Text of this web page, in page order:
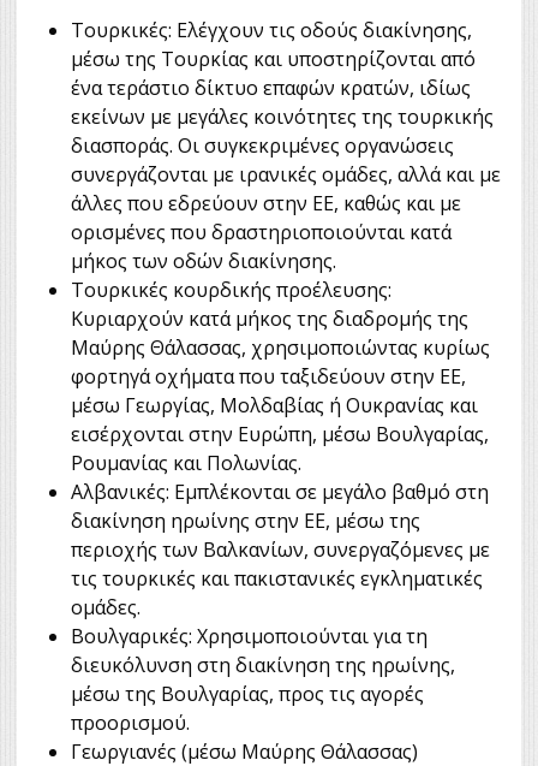
Τουρκικές: Ελέγχουν τις οδούς διακίνησης,
μέσω της Τουρκίας και υποστηρίζονται από
ένα τεράστιο δίκτυο επαφών κρατών, ιδίως
εκείνων με μεγάλες κοινότητες της τουρκικής
διασποράς. Οι συγκεκριμένες οργανώσεις
συνεργάζονται με ιρανικές ομάδες, αλλά και με
άλλες που εδρεύουν στην ΕΕ, καθώς και με
ορισμένες που δραστηριοποιούνται κατά
μήκος των οδών διακίνησης.
Τουρκικές κουρδικής προέλευσης:
Κυριαρχούν κατά μήκος της διαδρομής της
Μαύρης Θάλασσας, χρησιμοποιώντας κυρίως
φορτηγά οχήματα που ταξιδεύουν στην ΕΕ,
μέσω Γεωργίας, Μολδαβίας ή Ουκρανίας και
εισέρχονται στην Ευρώπη, μέσω Βουλγαρίας,
Ρουμανίας και Πολωνίας.
Αλβανικές: Εμπλέκονται σε μεγάλο βαθμό στη
διακίνηση ηρωίνης στην ΕΕ, μέσω της
περιοχής των Βαλκανίων, συνεργαζόμενες με
τις τουρκικές και πακιστανικές εγκληματικές
ομάδες.
Βουλγαρικές: Χρησιμοποιούνται για τη
διευκόλυνση στη διακίνηση της ηρωίνης,
μέσω της Βουλγαρίας, προς τις αγορές
προορισμού.
Γεωργιανές (μέσω Μαύρης Θάλασσας)